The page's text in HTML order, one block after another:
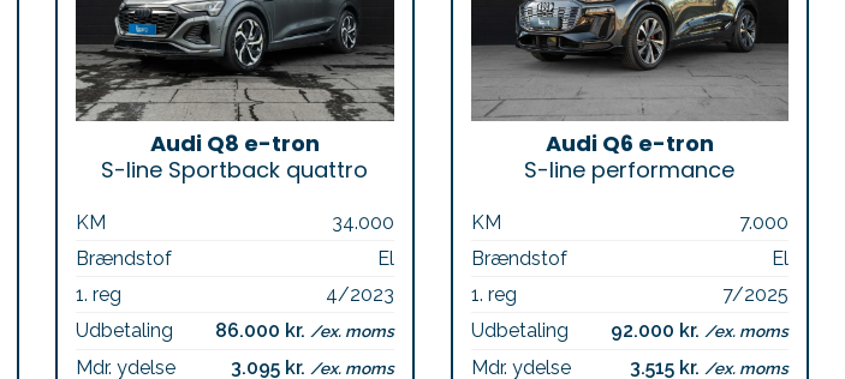
Audi Q8 e-tron
S-line Sportback quattro
KM
34.000
Brændstof
El
1. reg
4/2023
Udbetaling
86.000 kr. /ex. moms
Mdr. ydelse 3.095 kr. /ex. moms
Audi Q6 e-tron
S-line performance
KM
7.000
Brændstof
El
1. reg
7/2025
Udbetaling
92.000 kr. /ex. moms
Mdr. ydelse 3.515 kr. /ex. moms